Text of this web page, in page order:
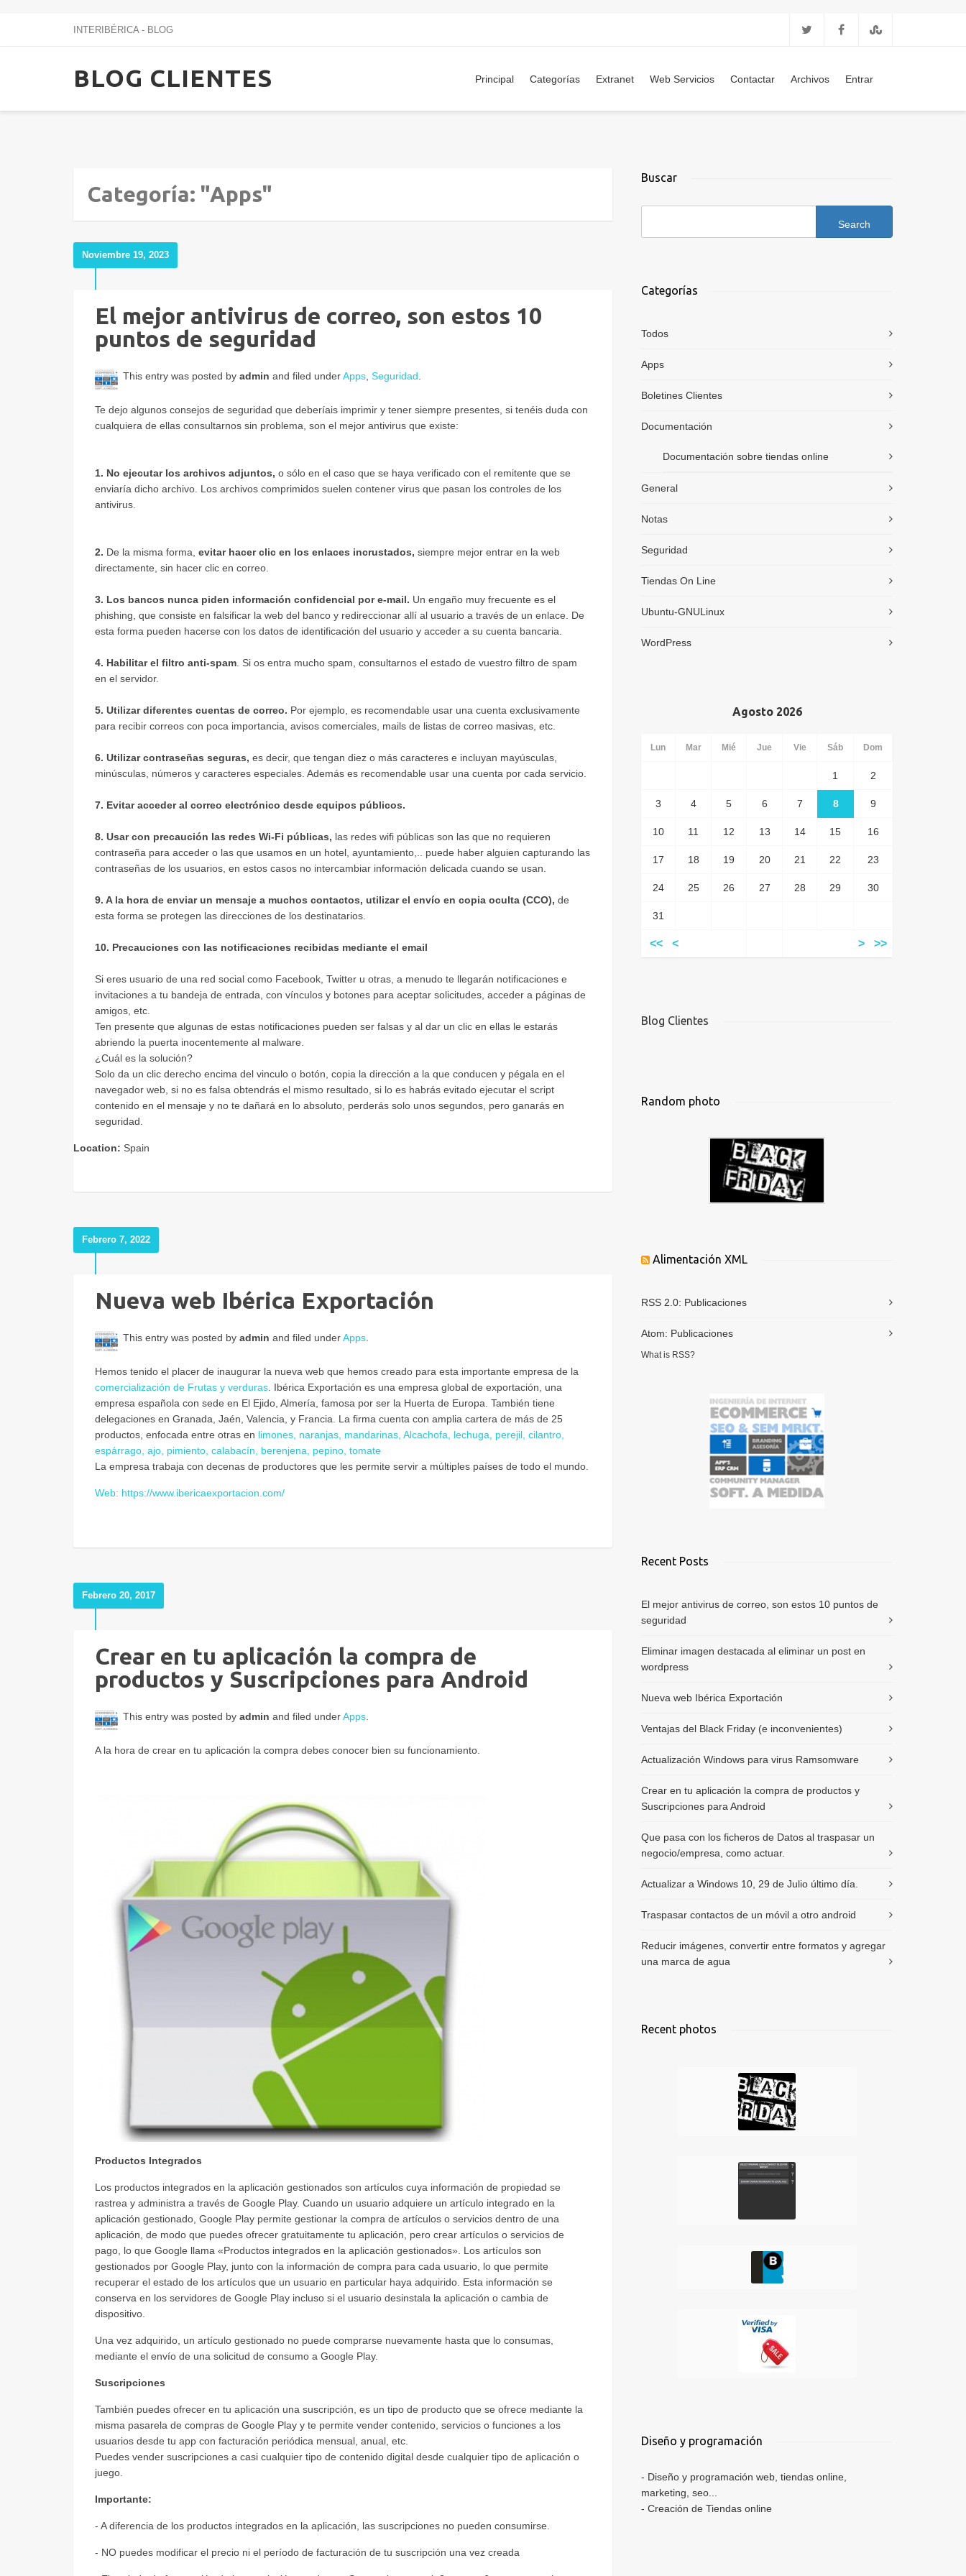
INTERIBÉRICA - BLOG
BLOG CLIENTES Principal Categorías Extranet Web Servicios Contactar Archivos Entrar
Categoría: "Apps"
Noviembre 19, 2023
El mejor antivirus de correo, son estos 10
puntos de seguridad
This entry was posted byadmin and filed underApps ,Seguridad
Te dejo algunos consejos de seguridad que deberíais imprimir y tener siempre presentes, si tenéis duda con
cualquiera de ellas consultarnos sin problema, son el mejor antivirus que existe:
1. No ejecutar los archivos adjuntos, o sólo en el caso que se haya verificado con el remitente que se
enviaría dicho archivo. Los archivos comprimidos suelen contener virus que pasan los controles de los
antivirus.
2. De la misma forma, evitar hacer clic en los enlaces incrustados, siempre mejor entrar en la web
directamente, sin hacer clic en correo.
3. Los bancos nunca piden información confidencial por e-mail. Un engaño muy frecuente es el
phishing, que consiste en falsificar la web del banco y redireccionar allí al usuario a través de un enlace. De
esta forma pueden hacerse con los datos de identificación del usuario y acceder a su cuenta bancaria.
4. Habilitar el filtro anti-spam . Si os entra mucho spam, consultarnos el estado de vuestro filtro de spam
en el servidor.
5. Utilizar diferentes cuentas de correo. Por ejemplo, es recomendable usar una cuenta exclusivamente
para recibir correos con poca importancia, avisos comerciales, mails de listas de correo masivas, etc.
6. Utilizar contraseñas seguras, es decir, que tengan diez o más caracteres e incluyan mayúsculas,
minúsculas, números y caracteres especiales. Además es recomendable usar una cuenta por cada servicio.
7. Evitar acceder al correo electrónico desde equipos públicos.
8. Usar con precaución las redes Wi-Fi públicas, las redes wifi públicas son las que no requieren
contraseña para acceder o las que usamos en un hotel, ayuntamiento,.. puede haber alguien capturando las
contraseñas de los usuarios, en estos casos no intercambiar información delicada cuando se usan.
9. A la hora de enviar un mensaje a muchos contactos, utilizar el envío en copia oculta (CCO), de
esta forma se protegen las direcciones de los destinatarios.
10. Precauciones con las notificaciones recibidas mediante el email
Si eres usuario de una red social como Facebook, Twitter u otras, a menudo te llegarán notificaciones e
invitaciones a tu bandeja de entrada, con vínculos y botones para aceptar solicitudes, acceder a páginas de
amigos, etc.
Ten presente que algunas de estas notificaciones pueden ser falsas y al dar un clic en ellas le estarás
abriendo la puerta inocentemente al malware.
¿Cuál es la solución?
Solo da un clic derecho encima del vinculo o botón, copia la dirección a la que conducen y pégala en el
navegador web, si no es falsa obtendrás el mismo resultado, si lo es habrás evitado ejecutar el script
contenido en el mensaje y no te dañará en lo absoluto, perderás solo unos segundos, pero ganarás en
seguridad.
Location: Spain
Febrero 7, 2022
Nueva web Ibérica Exportación
This entry was posted byadmin and filed underApps
Hemos tenido el placer de inaugurar la nueva web que hemos creado para esta importante empresa de la
comercialización de Frutas y verduras . Ibérica Exportación es una empresa global de exportación, una
empresa española con sede en El Ejido, Almería, famosa por ser la Huerta de Europa. También tiene
delegaciones en Granada, Jaén, Valencia, y Francia. La firma cuenta con amplia cartera de más de 25
productos, enfocada entre otras en limones, naranjas, mandarinas, Alcachofa, lechuga, perejil, cilantro,
espárrago, ajo, pimiento, calabacín, berenjena, pepino, tomate
La empresa trabaja con decenas de productores que les permite servir a múltiples países de todo el mundo.
Web: https://www.ibericaexportacion.com/
Febrero 20, 2017
Crear en tu aplicación la compra de
productos y Suscripciones para Android
This entry was posted byadmin and filed underApps
A la hora de crear en tu aplicación la compra debes conocer bien su funcionamiento.
Productos Integrados
Los productos integrados en la aplicación gestionados son artículos cuya información de propiedad se
rastrea y administra a través de Google Play. Cuando un usuario adquiere un artículo integrado en la
aplicación gestionado, Google Play permite gestionar la compra de artículos o servicios dentro de una
aplicación, de modo que puedes ofrecer gratuitamente tu aplicación, pero crear artículos o servicios de
pago, lo que Google llama «Productos integrados en la aplicación gestionados». Los artículos son
gestionados por Google Play, junto con la información de compra para cada usuario, lo que permite
recuperar el estado de los artículos que un usuario en particular haya adquirido. Esta información se
conserva en los servidores de Google Play incluso si el usuario desinstala la aplicación o cambia de
dispositivo.
Una vez adquirido, un artículo gestionado no puede comprarse nuevamente hasta que lo consumas,
mediante el envío de una solicitud de consumo a Google Play.
Suscripciones
También puedes ofrecer en tu aplicación una suscripción, es un tipo de producto que se ofrece mediante la
misma pasarela de compras de Google Play y te permite vender contenido, servicios o funciones a los
usuarios desde tu app con facturación periódica mensual, anual, etc.
Puedes vender suscripciones a casi cualquier tipo de contenido digital desde cualquier tipo de aplicación o
juego.
Importante:
- A diferencia de los productos integrados en la aplicación, las suscripciones no pueden consumirse.
- NO puedes modificar el precio ni el período de facturación de tu suscripción una vez creada
Buscar
Categorías
Todos
Apps
Boletines Clientes
Documentación
Documentación sobre tiendas online
General
Notas
Seguridad
Tiendas On Line
Ubuntu-GNULinux
WordPress
Agosto 2026
Lun Mar Mié Jue Vie Sáb Dom
1 2
3 4 5 6 7 8 9
10 11 12 13 14 15 16
17 18 19 20 21 22 23
24 25 26 27 28 29 30
31
<< < > >>
Blog Clientes
Random photo
Alimentación XML
RSS 2.0: Publicaciones
Atom: Publicaciones
What is RSS?
Recent Posts
El mejor antivirus de correo, son estos 10 puntos de
seguridad
Eliminar imagen destacada al eliminar un post en
wordpress
Nueva web Ibérica Exportación
Ventajas del Black Friday (e inconvenientes)
Actualización Windows para virus Ramsomware
Crear en tu aplicación la compra de productos y
Suscripciones para Android
Que pasa con los ficheros de Datos al traspasar un
negocio/empresa, como actuar.
Actualizar a Windows 10, 29 de Julio último día.
Traspasar contactos de un móvil a otro android
Reducir imágenes, convertir entre formatos y agregar
una marca de agua
Recent photos
Diseño y programación
- Diseño y programación web, tiendas online,
marketing, seo...
- Creación de Tiendas online